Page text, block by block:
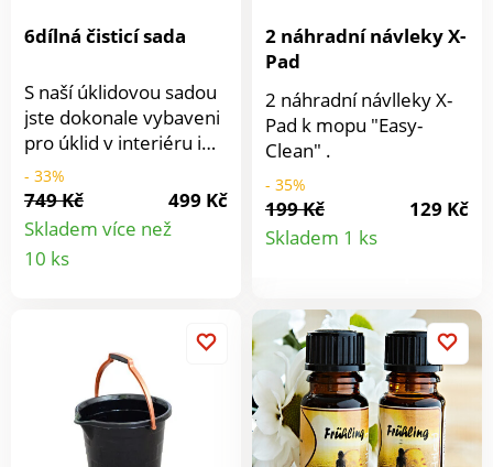
6dílná čisticí sada
S naší úklidovou sadou
jste dokonale vybaveni
pro úklid v interiéru i
exteriéru: koště,
násada, ruční kartáč,
lopatka, kartáč na
čištění a WC štětka. S
praktickým
snadno drží i za mokra.
- 33%
749 Kč
499 Kč
Skladem více než
10 ks
2 náhradní návleky X-
Pad
2 náhradní návlleky X-
Pad k mopu "Easy-
Clean" .
- 35%
199 Kč
129 Kč
Skladem 1 ks
Detail